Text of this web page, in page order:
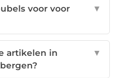
voor voor
▼
artikelen in
▼